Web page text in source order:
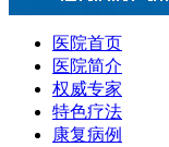
医院首页
医院简介
权威专家
特色疗法
康复病例